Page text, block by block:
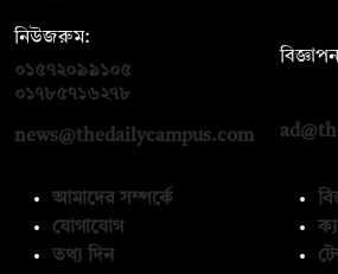
নিউজরুম:
০১৫৭২০৯৯১০৫
০১৭৮৫৭১৬২৭৮
news@thedailycampus.com
বিজ্ঞাপন
আমাদের সম্পর্কে
যোগাযোগ
তথ্য দিন